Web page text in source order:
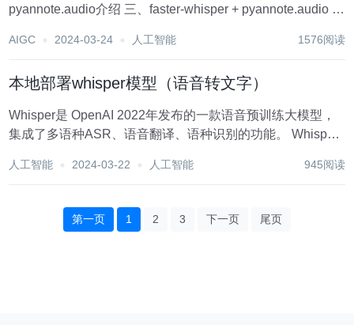
pyannote.audio介绍 三、faster-whisper + pyannote.audio 实
务，也...
AIGC 2024-03-24 人工智能 1576阅读
本地部署whisper模型（语音转文字）
Whisper是 OpenAI 2022年发布的一款语音预训练大模型，
集成了多语种ASR、语音翻译、语种识别的功能。 Whisper
ffmpeg 1.1 更新yum yum update...
人工智能 2024-03-22 人工智能 945阅读
第一页 1 2 3 下一页 尾页